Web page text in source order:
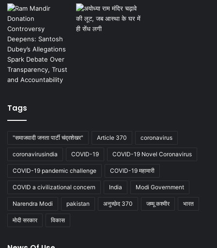
Tags
"समाजवादी जनता पार्टी चंद्रशेखर" Article 370 coronavirus
coronavirusindia COVID-19 COVID-19 Novel Coronavirus
COVID-19 pandemic challenge COVID-19 महामारी
COVID a civilizational concern India Modi Government
Narendra Modi pakistan अनुच्छेद 370 जम्मू कश्मीर भारत
मोदी सरकार विकास